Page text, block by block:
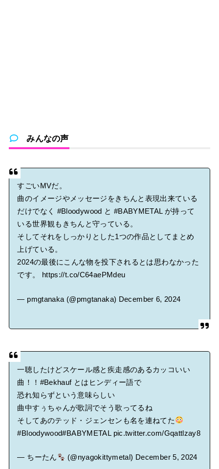
みんなの声
すごいMVだ。
曲のイメージやメッセージをきちんと表現出来ている
だけでなく #Bloodywood と #BABYMETALが持って
いる世界観もきちんと守っている。
そしてそれをしっかりとした1つの作品としてまとめ
上げている。
2024の最後にこんな物を投下されるとは思わなかった
です。
https://t.co/C64aePMdeu
— pmgtanaka (@pmgtanaka) December 6, 2024
一聴したけどスケール感と疾走感のあるカッコいい
曲！！ #Bekhaufとはヒンディー語で
恐れ知らずという意味らしい
曲中すぅちゃんが歌詞でそう歌ってるね
そしてあのテッド・ジェンセンも名を連ねてた
#Bloodywood#BABYMETAL pic.twitter.com/Gqattlzay8
— ちーたん (@nyagokittymetal) December 5, 2024